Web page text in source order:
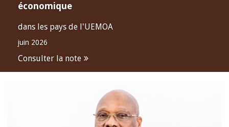
économique
dans les pays de l'UEMOA
juin 2026
Consulter la note